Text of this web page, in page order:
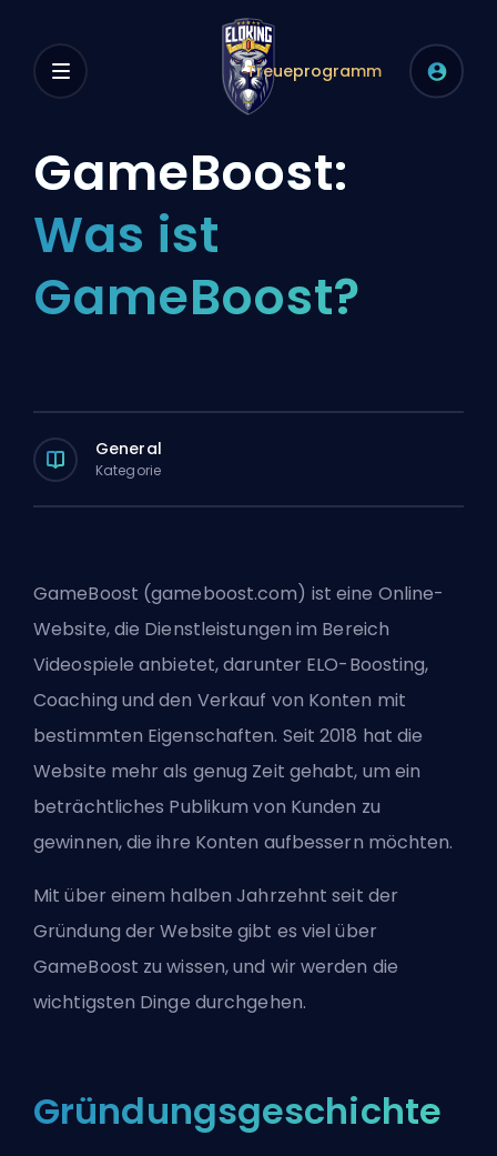
Treueprogramm
GameBoost:
Was ist
GameBoost?
General
Kategorie
GameBoost (gameboost.com) ist eine Online-
Website, die Dienstleistungen im Bereich
Videospiele anbietet, darunter ELO-Boosting,
Coaching und den Verkauf von Konten mit
bestimmten Eigenschaften. Seit 2018 hat die
Website mehr als genug Zeit gehabt, um ein
beträchtliches Publikum von Kunden zu
gewinnen, die ihre Konten aufbessern möchten.
Mit über einem halben Jahrzehnt seit der
Gründung der Website gibt es viel über
GameBoost zu wissen, und wir werden die
wichtigsten Dinge durchgehen.
Gründungsgeschichte